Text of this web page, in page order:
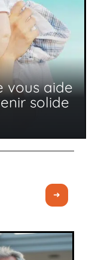
vous aide
solide